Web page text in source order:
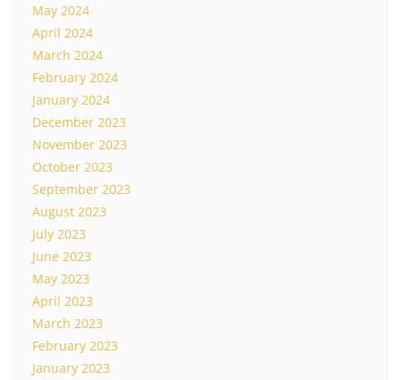
May 2024
April 2024
March 2024
February 2024
January 2024
December 2023
November 2023
October 2023
September 2023
August 2023
July 2023
June 2023
May 2023
April 2023
March 2023
February 2023
January 2023